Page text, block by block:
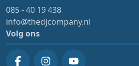
085 - 40 19 438
info@thedjcompany.nl
Volg ons